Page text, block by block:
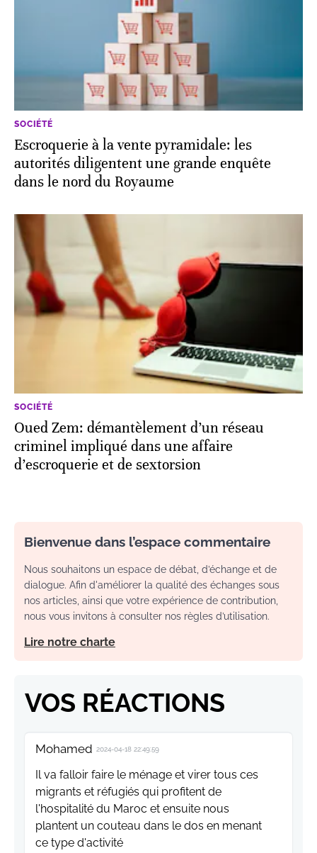
SOCIÉTÉ
Escroquerie à la vente pyramidale: les
autorités diligentent une grande enquête
dans le nord du Royaume
SOCIÉTÉ
Oued Zem: démantèlement d’un réseau
criminel impliqué dans une affaire
d’escroquerie et de sextorsion
Bienvenue dans l’espace commentaire
Nous souhaitons un espace de débat, d’échange et de
dialogue. Afin d'améliorer la qualité des échanges sous
nos articles, ainsi que votre expérience de contribution,
nous vous invitons à consulter nos règles d’utilisation.
Lire notre charte
VOS RÉACTIONS
Mohamed 2024-04-18 22:49:59
Il va falloir faire le ménage et virer tous ces
migrants et réfugiés qui profitent de
l'hospitalité du Maroc et ensuite nous
plantent un couteau dans le dos en menant
ce type d'activité